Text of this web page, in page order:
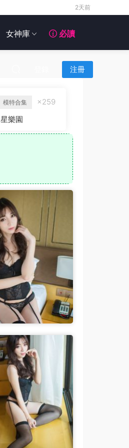
女神庫 必讀
注冊
2天前
2天前
2天前
模特合集
×259
星樂園